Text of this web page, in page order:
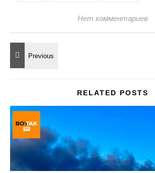
Нет комментариев
RELATED POSTS